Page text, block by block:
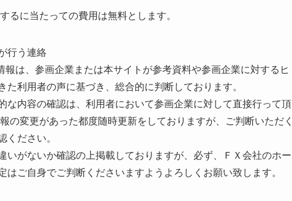
るに当たっての費用は無料とします。
行う連絡
は、参画企業または本サイトが参考資料や参画企業に対するヒ
利用者の声に基づき、総合的に判断しております。
な内容の確認は、利用者において参画企業に対して直接行って頂
の変更があった都度随時更新をしておりますが、ご判断いただく
ください。
いがないか確認の上掲載しておりますが、必ず、ＦＸ会社のホー
ご自身でご判断くださいますようよろしくお願い致します。